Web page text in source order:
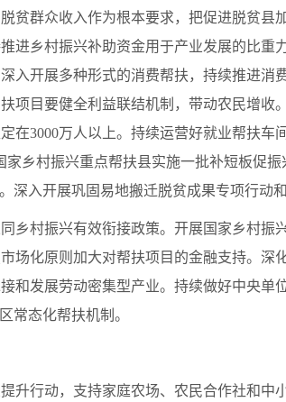
贫群众收入作为根本要求，把促进脱贫县
进乡村振兴补助资金用于产业发展的比重
入开展多种形式的消费帮扶，持续推进消
项目要健全利益联结机制，带动农民增收
在3000万人以上。持续运营好就业帮扶车
乡村振兴重点帮扶县实施一批补短板促
入开展巩固易地搬迁脱贫成果专项行动
乡村振兴有效衔接政策。开展国家乡村
场化原则加大对帮扶项目的金融支持。深
和发展劳动密集型产业。持续做好中央单
常态化帮扶机制。
升行动，支持家庭农场、农民合作社和